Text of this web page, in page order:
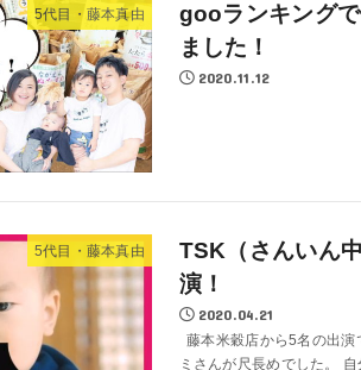
5代目・藤本真由
gooランキング
ました！
2020.11.12
5代目・藤本真由
TSK（さんいん
演！
2020.04.21
藤本米穀店から5名の出演
ミさんが尺長めでした。